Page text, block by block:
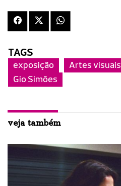
TAGS
exposição Artes visuais
Gio Simões
veja também